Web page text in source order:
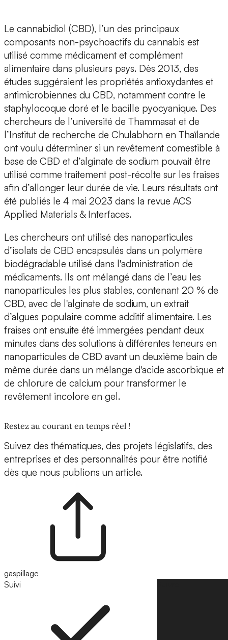
Le cannabidiol (CBD), l’un des principaux
composants non-psychoactifs du cannabis est
utilisé comme médicament et complément
alimentaire dans plusieurs pays. Dès 2013, des
études suggéraient les propriétés antioxydantes et
antimicrobiennes du CBD, notamment contre le
staphylocoque doré et le bacille pyocyanique. Des
chercheurs de l’université de Thammasat et de
l’Institut de recherche de Chulabhorn en Thaïlande
ont voulu déterminer si un revêtement comestible à
base de CBD et d’alginate de sodium pouvait être
utilisé comme traitement post-récolte sur les fraises
afin d’allonger leur durée de vie. Leurs résultats ont
été publiés le 4 mai 2023 dans la revue ACS
Applied Materials & Interfaces.
Les chercheurs ont utilisé des nanoparticules
d’isolats de CBD encapsulés dans un polymère
biodégradable utilisé dans l'administration de
médicaments. Ils ont mélangé dans de l’eau les
nanoparticules les plus stables, contenant 20 % de
CBD, avec de l'alginate de sodium, un extrait
d’algues populaire comme additif alimentaire. Les
fraises ont ensuite été immergées pendant deux
minutes dans des solutions à différentes teneurs en
nanoparticules de CBD avant un deuxième bain de
même durée dans un mélange d'acide ascorbique et
de chlorure de calcium pour transformer le
revêtement incolore en gel.
Restez au courant en temps réel !
Suivez des thématiques, des projets législatifs, des
entreprises et des personnalités pour être notifié
dès que nous publions un article.
gaspillage
Suivi